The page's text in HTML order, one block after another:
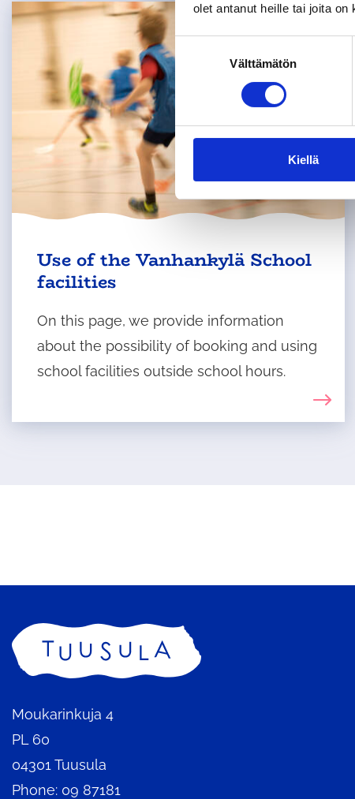
olet antanut heille tai joita
u
s
u
u
k
s
n
n
t
Välttämätön
Kiellä
Use of the Vanhankylä School
facilities
On this page, we provide information
about the possibility of booking and using
school facilities outside school hours.
Home
Moukarinkuja 4
PL 60
04301 Tuusula
Phone: 09 87181